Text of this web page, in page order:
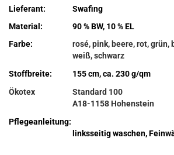
Lieferant:
Swafing
Material:
90 % BW, 10 % EL
Farbe:
rosé, pink, beere, rot, grün,
weiß, schwarz
Stoffbreite:
155 cm, ca. 230 g/qm
Ökotex
Standard 100
A18-1158 Hohenstein
Pflegeanleitung:
linksseitig waschen,